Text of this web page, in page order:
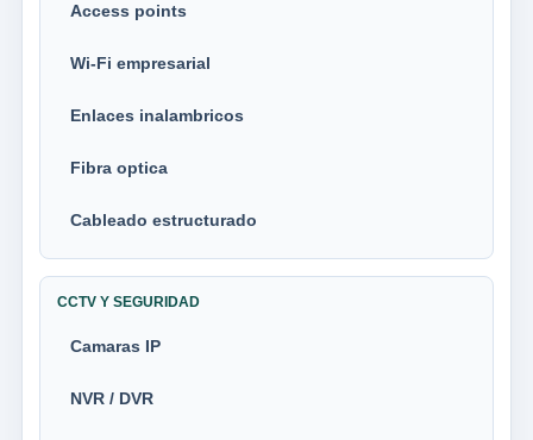
Access points
Wi-Fi empresarial
Enlaces inalambricos
Fibra optica
Cableado estructurado
CCTV Y SEGURIDAD
Camaras IP
NVR / DVR